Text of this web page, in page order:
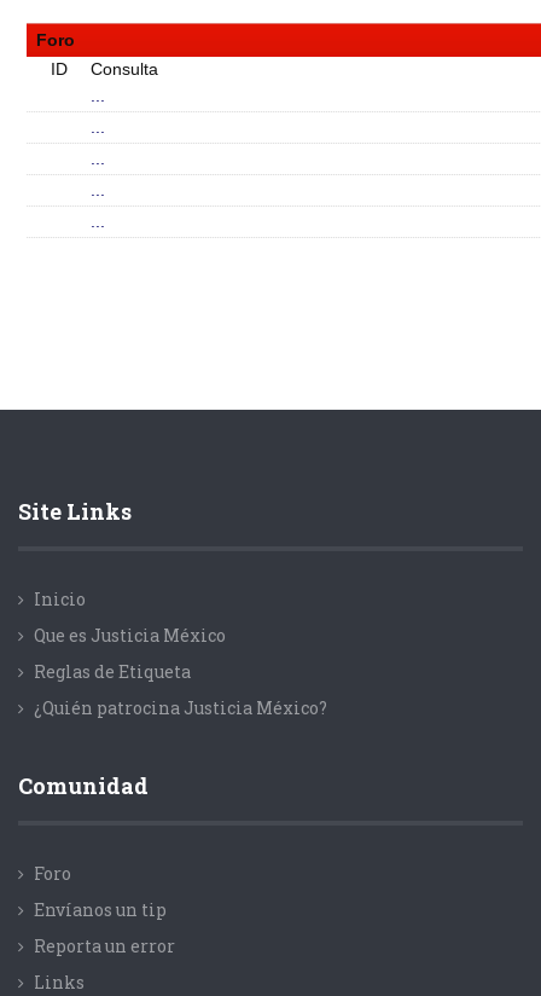
Foro
ID
Consulta
Site Links
Inicio
Que es Justicia México
Reglas de Etiqueta
¿Quién patrocina Justicia México?
Comunidad
Foro
Envíanos un tip
Reporta un error
Links